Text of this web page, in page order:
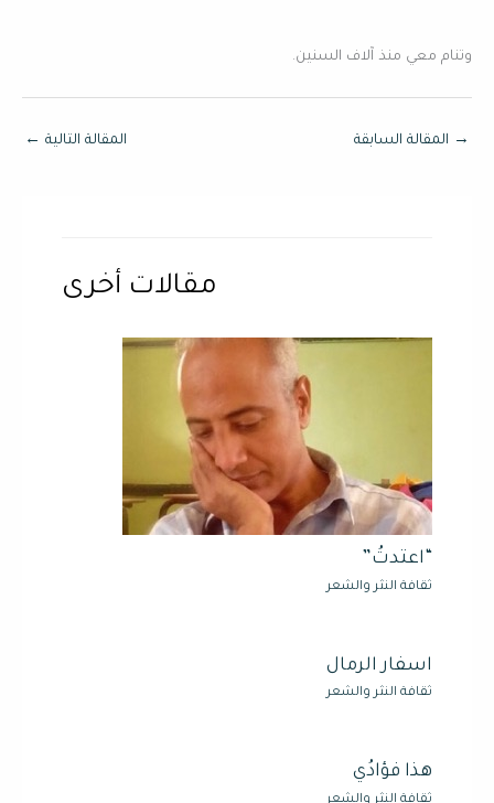
وتنام معي منذ آلاف السنين.
→ المقالة السابقة المقالة التالية ←
مقالات أخرى
“اعتدتُ”
ثقافة النثر والشعر
اسفار الرمال
ثقافة النثر والشعر
هذا فؤادُي
ثقافة النثر والشعر